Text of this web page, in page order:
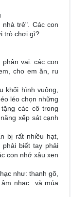
trẻ". Các con
trò chơi gì?
vai: các con
cho em ăn, ru
khối hình vuông,
léo chọn những
các cô trong
xếp sát cạnh
bị rất nhiều hạt,
biết tay phải
con nhớ xâu xen
như: thanh gõ,
nhạc...và múa